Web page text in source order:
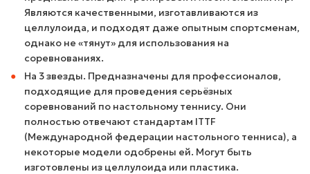
Являются качественными, изготавливаются из
целлулоида, и подходят даже опытным спортсменам,
однако не «тянут» для использования на
соревнованиях.
На 3 звезды. Предназначены для профессионалов,
подходящие для проведения серьёзных
соревнований по настольному теннису. Они
полностью отвечают стандартам ITTF
(Международной федерации настольного тенниса), а
некоторые модели одобрены ей. Могут быть
изготовлены из целлулоида или пластика.